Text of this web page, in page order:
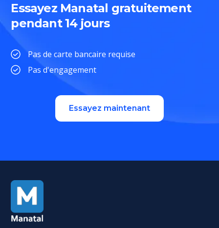
Essayez Manatal gratuitement
pendant 14 jours
Pas de carte bancaire requise
Pas d'engagement
Essayez maintenant